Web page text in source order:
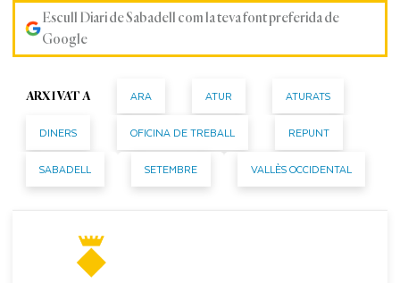
Escull Diari de Sabadell com la teva font preferida de
Google
ARXIVAT A ARA ATUR ATURATS
DINERS OFICINA DE TREBALL REPUNT
SABADELL SETEMBRE VALLÈS OCCIDENTAL